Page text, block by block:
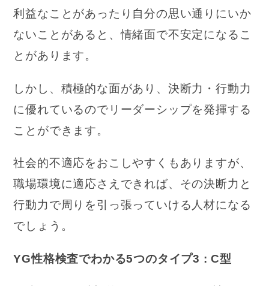
利益なことがあったり自分の思い通りにいか
ないことがあると、情緒面で不安定になるこ
とがあります。
しかし、積極的な面があり、決断力・行動力
に優れているのでリーダーシップを発揮する
ことができます。
社会的不適応をおこしやすくもありますが、
職場環境に適応さえできれば、その決断力と
行動力で周りを引っ張っていける人材になる
でしょう。
YG性格検査でわかる5つのタイプ3 : C型